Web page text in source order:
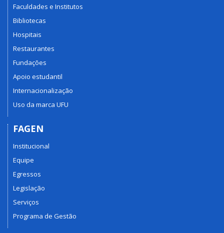
Faculdades e Institutos
Bibliotecas
Hospitais
Restaurantes
Fundações
Apoio estudantil
Internacionalização
Uso da marca UFU
FAGEN
Institucional
Equipe
Egressos
Legislação
Serviços
Programa de Gestão